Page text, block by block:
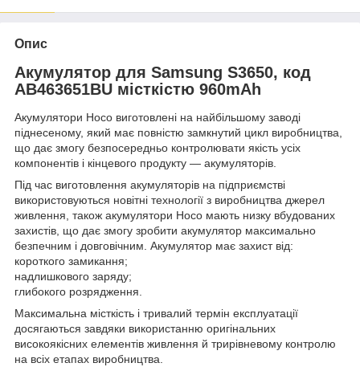
Опис
Акумулятор для Samsung S3650, код
AB463651BU місткістю 960mAh
Акумулятори Hoco виготовлені на найбільшому заводі
піднесеному, який має повністю замкнутий цикл виробництва,
що дає змогу безпосередньо контролювати якість усіх
компонентів і кінцевого продукту — акумуляторів.
Під час виготовлення акумуляторів на підприємстві
використовуються новітні технології з виробництва джерел
живлення, також акумулятори Hoco мають низку вбудованих
захистів, що дає змогу зробити акумулятор максимально
безпечним і довговічним. Акумулятор має захист від:
короткого замикання;
надлишкового заряду;
глибокого розрядження.
Максимальна місткість і тривалий термін експлуатації
досягаються завдяки використанню оригінальних
високоякісних елементів живлення й трирівневому контролю
на всіх етапах виробництва.